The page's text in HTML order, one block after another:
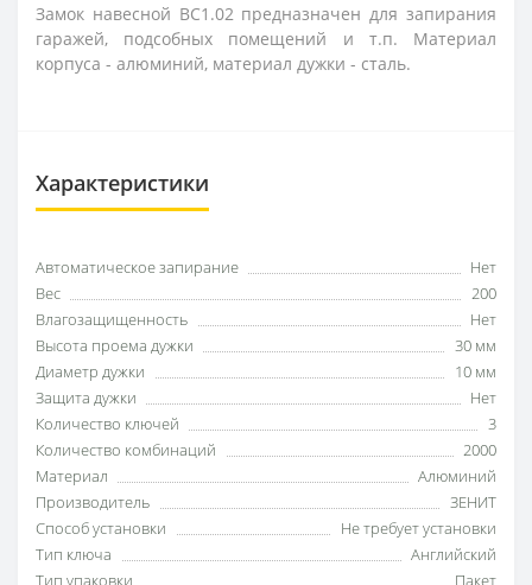
Замок навесной ВС1.02 предназначен для запирания
гаражей, подсобных помещений и т.п. Материал
корпуса - алюминий, материал дужки - сталь.
Характеристики
Автоматическое запирание
Нет
Вес
200
Влагозащищенность
Нет
Высота проема дужки
30 мм
Диаметр дужки
10 мм
Защита дужки
Нет
Количество ключей
3
Количество комбинаций
2000
Материал
Алюминий
Производитель
ЗЕНИТ
Способ установки
Не требует установки
Тип ключа
Английский
Тип упаковки
Пакет